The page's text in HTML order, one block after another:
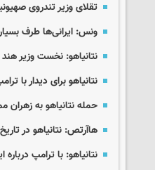
تقلای وزیر تندروی
ونس: ایرانی‌ها طرف
نتانیاهو: نخست وزیر
نتانیاهو برای دیدار با
حمله نتانیاهو به زهران
هاآرتص: نتانیاهو در
نتانیاهو: با ترامپ